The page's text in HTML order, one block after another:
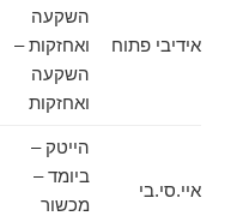
אידיבי פתוח
השקעה
ואחזקות –
השקעה
ואחזקות
איי.סי.בי
הייטק –
ביומד –
מכשור